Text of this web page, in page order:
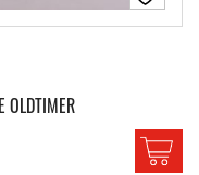
OLDTIMER